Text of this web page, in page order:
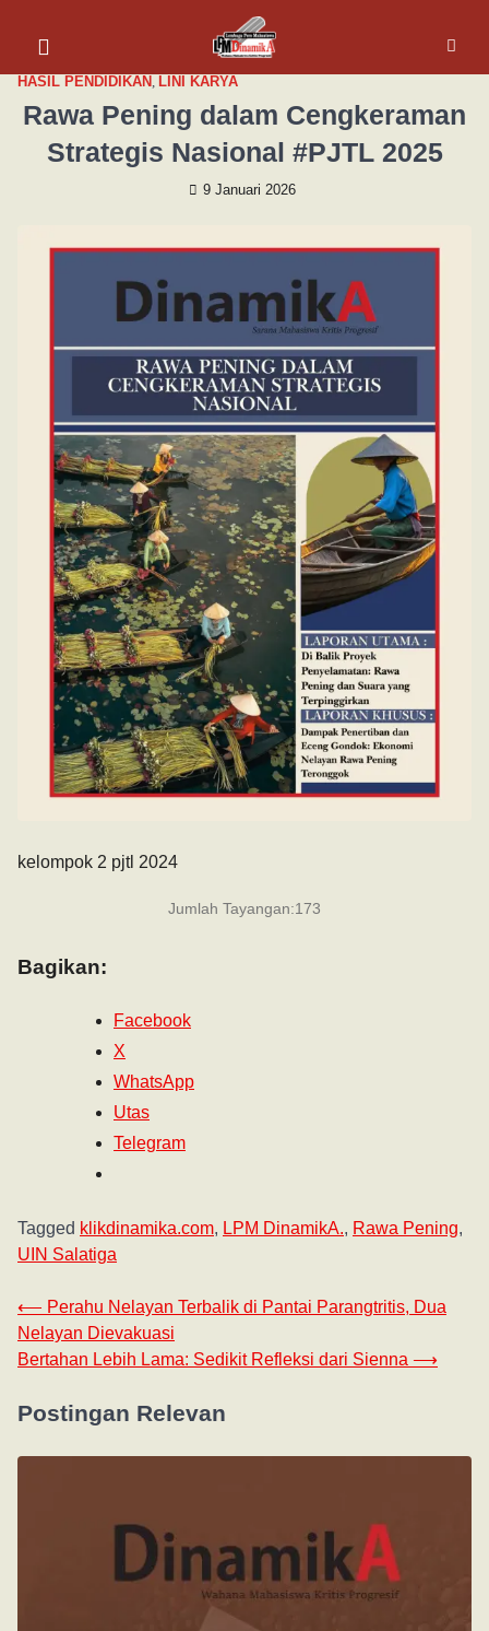
HASIL PENDIDIKAN, LINI KARYA
Rawa Pening dalam Cengkeraman
Strategis Nasional #PJTL 2025
9 Januari 2026
kelompok 2 pjtl 2024
Jumlah Tayangan:173
Bagikan:
Facebook
X
WhatsApp
Utas
Telegram
Tagged klikdinamika.com, LPM DinamikA., Rawa Pening,
UIN Salatiga
⟵ Perahu Nelayan Terbalik di Pantai Parangtritis, Dua
Nelayan Dievakuasi
Bertahan Lebih Lama: Sedikit Refleksi dari Sienna ⟶
Postingan Relevan